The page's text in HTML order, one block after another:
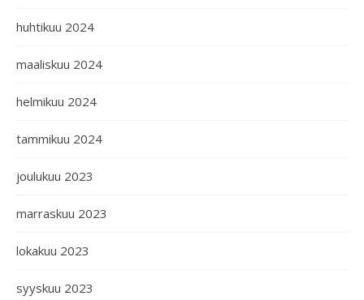
huhtikuu 2024
maaliskuu 2024
helmikuu 2024
tammikuu 2024
joulukuu 2023
marraskuu 2023
lokakuu 2023
syyskuu 2023